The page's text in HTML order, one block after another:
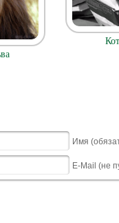
Имя
E-Mail (не